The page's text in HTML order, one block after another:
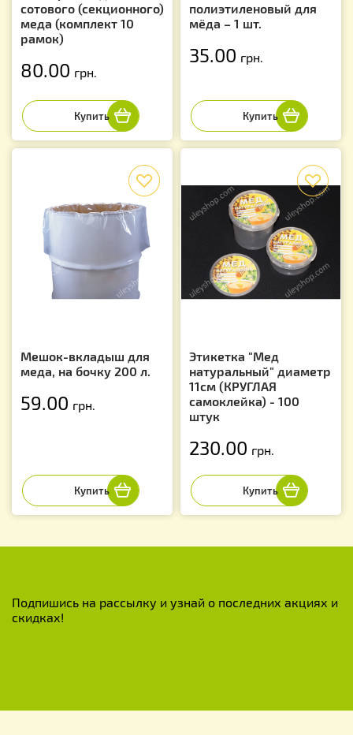
сотового (секционного)
меда (комплект 10
рамок)
80.00 грн.
полиэтиленовый для
мёда – 1 шт.
35.00 грн.
Мешок-вкладыш для
меда, на бочку 200 л.
59.00 грн.
Этикетка "Мед
натуральный" диаметр
11см (КРУГЛАЯ
самоклейка) - 100
штук
230.00 грн.
Подпишись на рассылку и узнай о последних акциях и
скидках!